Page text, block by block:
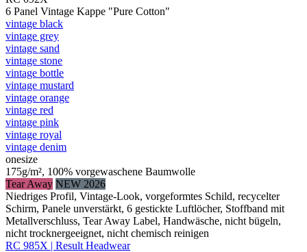
6 Panel Vintage Kappe "Pure Cotton"
vintage black
vintage grey
vintage sand
vintage stone
vintage bottle
vintage mustard
vintage orange
vintage red
vintage pink
vintage royal
vintage denim
onesize
175g/m², 100% vorgewaschene Baumwolle
Tear Away NEW 2026
Niedriges Profil, Vintage-Look, vorgeformtes Schild, recycelter
Schirm, Panele unverstärkt, 6 gestickte Luftlöcher, Stoffband mit
Metallverschluss, Tear Away Label, Handwäsche, nicht bügeln,
nicht trocknergeeignet, nicht chemisch reinigen
RC 985X | Result Headwear